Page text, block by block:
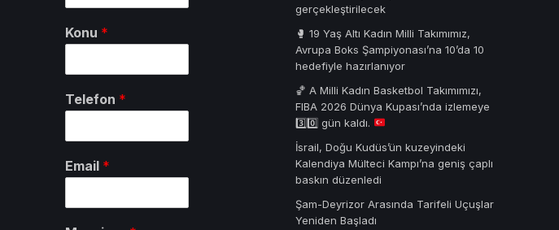
Konu *
Telefon *
Email *
gerçekleştirilecek
🥊 19 Yaş Altı Kadın Milli Takımımız,
Avrupa Boks Şampiyonası’na 10’da 10
hedefiyle hazırlanıyor
🏀 A Milli Kadın Basketbol Takımımızı,
FIBA 2026 Dünya Kupası’nda izlemeye
3️⃣0️⃣ gün kaldı.
İsrail, Doğu Kudüs’ün kuzeyindeki
Kalendiya Mülteci Kampı’na geniş çaplı
baskın düzenledi
Şam-Deyrizor Arasında Tarifeli Uçuşlar
Yeniden Başladı